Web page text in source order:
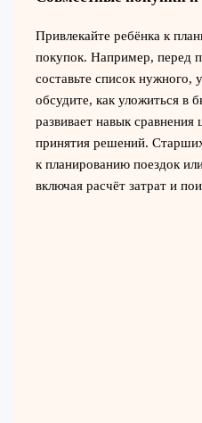
Привлекайте ребёнка к
покупок. Например, перед
составьте список нужного,
обсудите, как уложиться в
развивает навык
принятия решений.
к планированию поездок
включая расчёт затрат и